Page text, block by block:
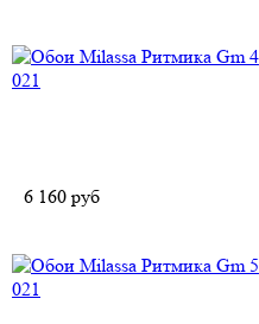
6 160 руб